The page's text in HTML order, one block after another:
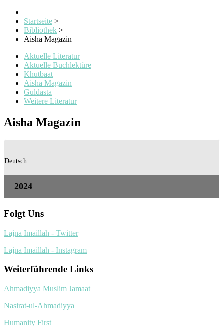
Startseite >
Bibliothek >
Aisha Magazin
Aktuelle Literatur
Aktuelle Buchlektüre
Khutbaat
Aisha Magazin
Guldasta
Weitere Literatur
Aisha Magazin
Deutsch
2024
Folgt Uns
Lajna Imaillah - Twitter
Lajna Imaillah - Instagram
Weiterführende Links
Ahmadiyya Muslim Jamaat
Nasirat-ul-Ahmadiyya
Humanity First